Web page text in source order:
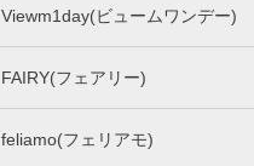
Viewm1day(ビュームワンデー)
FAIRY(フェアリー)
feliamo(フェリアモ)